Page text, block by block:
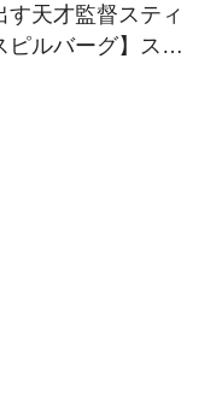
す天才監督スティ
ピルバーグ】ステ